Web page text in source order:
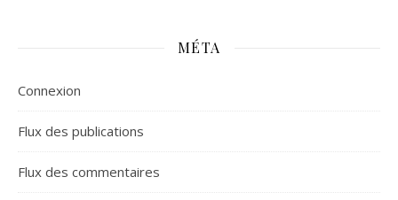
MÉTA
Connexion
Flux des publications
Flux des commentaires